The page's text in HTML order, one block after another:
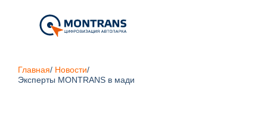
Главная/ Новости/
Эксперты MONTRANS в мади